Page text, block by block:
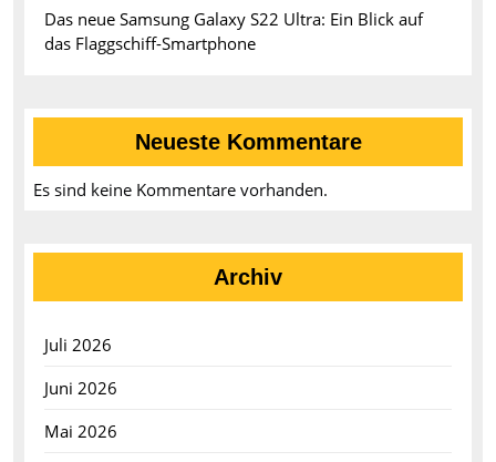
Das neue Samsung Galaxy S22 Ultra: Ein Blick auf
das Flaggschiff-Smartphone
Neueste Kommentare
Es sind keine Kommentare vorhanden.
Archiv
Juli 2026
Juni 2026
Mai 2026